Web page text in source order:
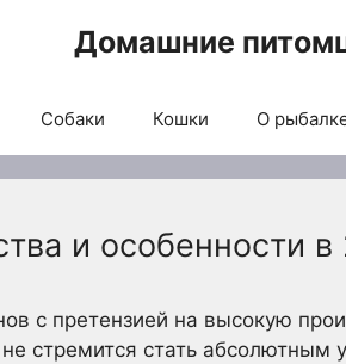
Домашние
Собаки Кошки О
и особенности в
с претензией на высокую
стремится стать абсолютным